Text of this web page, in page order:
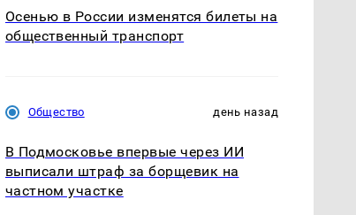
Осенью в России изменятся билеты на
общественный транспорт
Общество день назад
В Подмосковье впервые через ИИ
выписали штраф за борщевик на
частном участке